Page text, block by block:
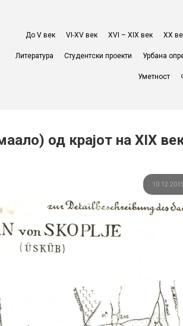
До V век VI-XV век XVI – XIX век ХХ
Литература Студентски проекти Урбана
Уметност
од крајот на XIX
10.12.2015